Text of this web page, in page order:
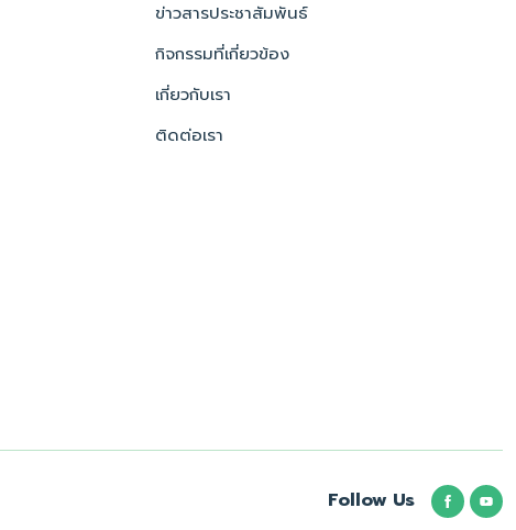
ข่าวสารประชาสัมพันธ์
กิจกรรมที่เกี่ยวข้อง
เกี่ยวกับเรา
ติดต่อเรา
Follow Us